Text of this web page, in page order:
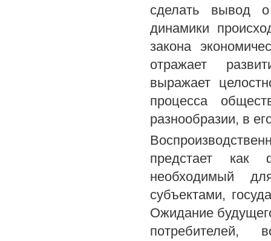
сделать вывод о
динамики
закона
отражает
выражает
процесса
разнообразии, в
предстает как
необходимый
субъектами,
Ожидание
потребителей,